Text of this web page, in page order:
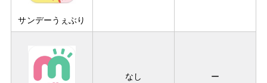
サンデーうぇぶり
なし ー